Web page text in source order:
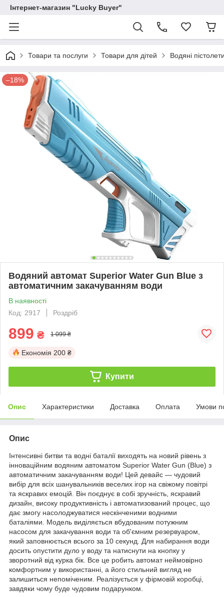
Інтернет-магазин "Lucky Buyer"
Товари та послуги Товари для дітей Водяні
–18%
Водяний автомат Superior Water Gun Blue з
автоматичним закачуванням води
В наявності
Код: 2917
Роздріб
899 ₴ 1 099 ₴
Економія 200 ₴
Купити
Опис Характеристики Доставка Оплата Умови
Опис
Інтенсивні битви та водні баталії виходять на новий рівень з
інноваційним водяним автоматом Superior Water Gun (Blue) з
автоматичним закачуванням води! Цей девайс — чудовий
вибір для всіх шанувальників веселих ігор на свіжому повітрі
та яскравих емоцій. Він поєднує в собі зручність, яскравий
дизайн, високу продуктивність і автоматизований процес, що
дає змогу насолоджуватися нескінченими водними
баталіями. Модель виділяється вбудованим потужним
насосом для закачування води та об'ємним резервуаром,
який заповнюється всього за 10 секунд. Для набирання води
досить опустити дуло у воду та натиснути на кнопку у
зворотний від курка бік. Все це робить автомат неймовірно
комфортним у використанні, а його стильний вигляд не
залишиться непоміченим. Реалізується у фірмовій коробці,
завдяки чому буде чудовим подарунком.